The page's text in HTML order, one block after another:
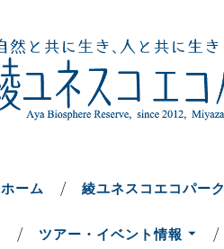
ホーム 綾ユネスコエコパーク
ツアー・イベント情報